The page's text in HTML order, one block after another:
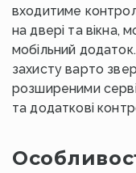
входитиме
на двері та вікна,
мобільний
захисту варто
розширеними
та додаткові